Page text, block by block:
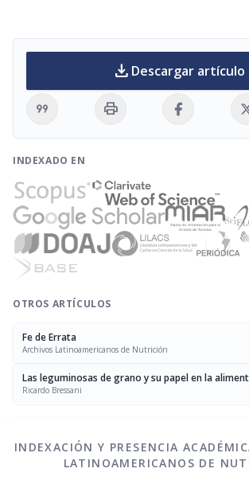
download Descargar artículo
format_quote print
INDEXADO EN
OTROS ARTÍCULOS
Fe de Errata
Archivos Latinoamericanos de Nutrición
Las leguminosas de grano y su papel en la
Ricardo Bressani
INDEXACIÓN Y PRESENCIA
LATINOAMERICANOS DE